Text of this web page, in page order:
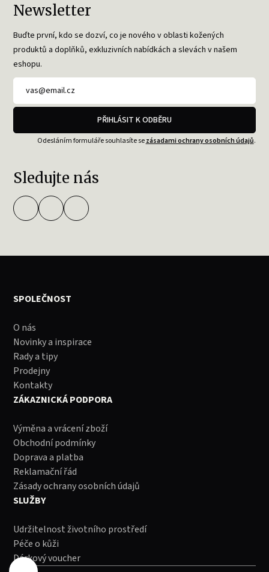
Newsletter
Buďte první, kdo se dozví, co je nového v oblasti kožených
produktů a doplňků, exkluzivních nabídkách a slevách v našem
eshopu.
PŘIHLÁSIT K ODBĚRU
Odesláním formuláře souhlasíte sezásadami ochrany osobních údajů.
Sledujte nás
SPOLEČNOST
O nás
Novinky a inspirace
Rady a tipy
Prodejny
Kontakty
ZÁKAZNICKÁ PODPORA
Výměna a vrácení zboží
Obchodní podmínky
Doprava a platba
Reklamační řád
Zásady ochrany osobních údajů
SLUŽBY
Udržitelnost životního prostředí
Péče o kůži
Dárkový voucher